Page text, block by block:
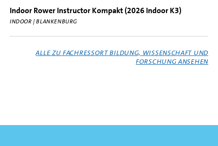
Indoor Rower Instructor Kompakt (2026 Indoor K3)
INDOOR | BLANKENBURG
ALLE ZU FACHRESSORT BILDUNG, WISSENSCHAFT UND
FORSCHUNG ANSEHEN